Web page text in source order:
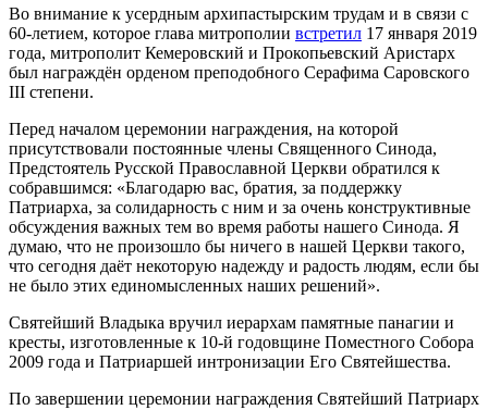
Во внимание к усердным архипастырским трудам и в связи с
60-летием, которое глава митрополии встретил 17 января 2019
года, митрополит Кемеровский и Прокопьевский Аристарх
был награждён орденом преподобного Серафима Саровского
III степени.
Перед началом церемонии награждения, на которой
присутствовали постоянные члены Священного Синода,
Предстоятель Русской Православной Церкви обратился к
собравшимся: «Благодарю вас, братия, за поддержку
Патриарха, за солидарность с ним и за очень конструктивные
обсуждения важных тем во время работы нашего Синода. Я
думаю, что не произошло бы ничего в нашей Церкви такого,
что сегодня даёт некоторую надежду и радость людям, если бы
не было этих единомысленных наших решений».
Святейший Владыка вручил иерархам памятные панагии и
кресты, изготовленные к 10-й годовщине Поместного Собора
2009 года и Патриаршей интронизации Его Святейшества.
По завершении церемонии награждения Святейший Патриарх